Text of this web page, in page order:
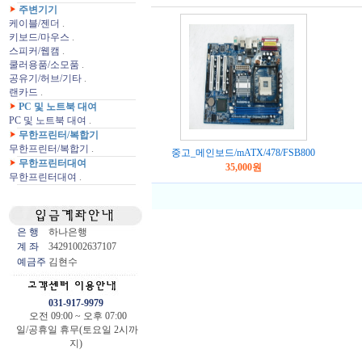
주변기기
케이블/젠더 .
키보드/마우스 .
스피커/웹캠 .
쿨러용품/소모품 .
공유기/허브/기타 .
랜카드 .
PC 및 노트북 대여
PC 및 노트북 대여 .
무한프린터/복합기
무한프린터/복합기
.
무한프린터대여
무한프린터대여 .
은 행
하나은행
계 좌
34291002637107
예금주 김현수
031-917-9979
오전 09:00 ~ 오후 07:00
일/공휴일 휴무(토요일 2시까
지)
중고_메인보드/mATX/478/FSB800
35,000원